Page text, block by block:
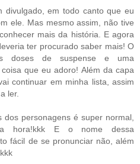
divulgado, em todo canto que eu
ele. Mas mesmo assim, não tive
mais da história. E agora
ter procurado saber mais! O
doses de suspense e uma
que eu adoro! Além da capa
continuar em minha lista, assim
ler.
dos personagens é super normal,
hora!kkk E o nome dessa
fácil de se pronunciar não, além